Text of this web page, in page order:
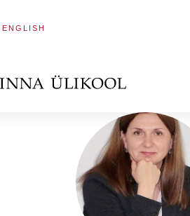
ENGLISH